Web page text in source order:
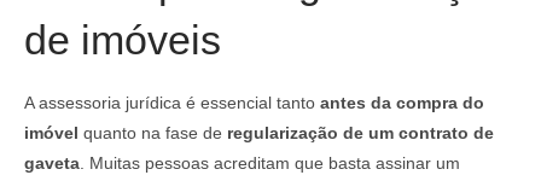
de imóveis
A assessoria jurídica é essencial tanto antes da compra do
imóvel quanto na fase de regularização de um contrato de
gaveta . Muitas pessoas acreditam que basta assinar um